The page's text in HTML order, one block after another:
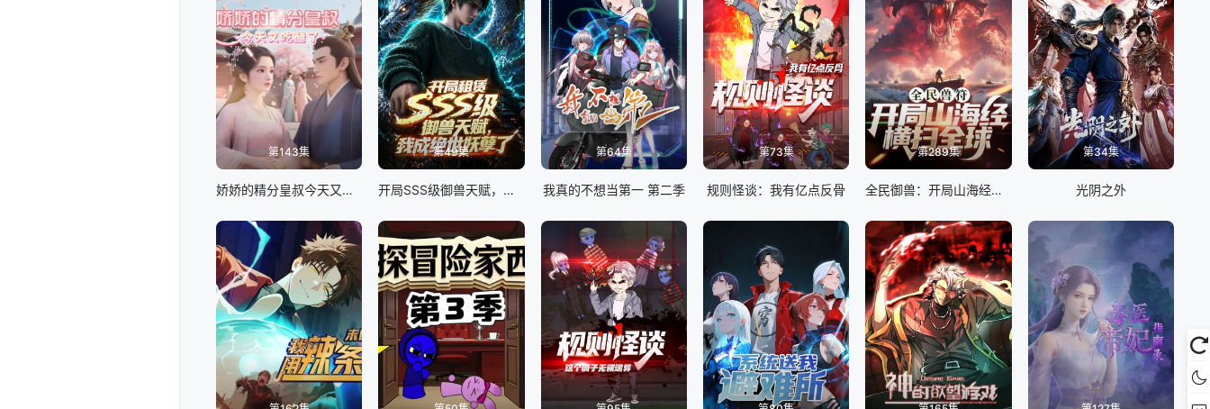
第143集
娇娇的精分皇叔今天又吃醋了
第49集
开局SSS级御兽天赋，我成绝世妖孽动态漫画
第64集
我真的不想当第一 第二季
第73集
规则怪谈：我有亿点反骨
第289集
全民御兽：开局山海经，我横扫全球
第34集
光阴之外